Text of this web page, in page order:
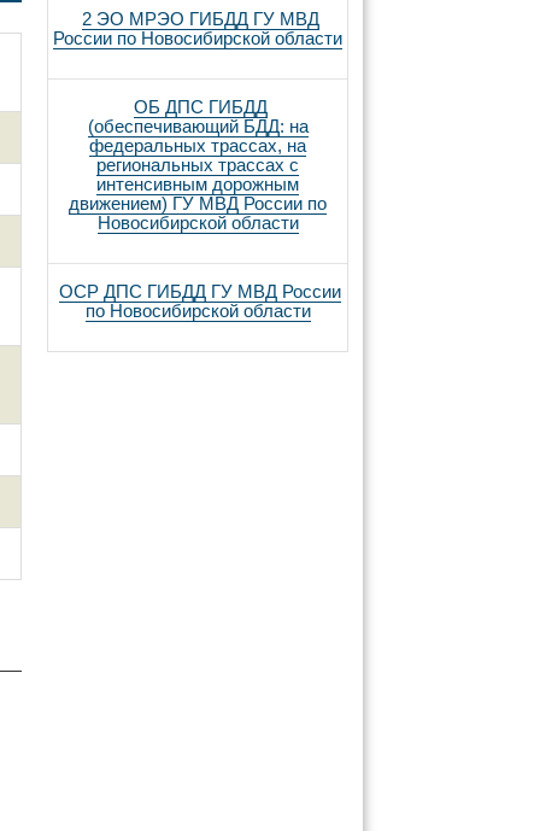
2 ЭО МРЭО ГИБДД ГУ МВД
России по Новосибирской области
ОБ ДПС ГИБДД
(обеспечивающий БДД: на
федеральных трассах, на
региональных трассах с
интенсивным дорожным
движением) ГУ МВД России по
Новосибирской области
ОСР ДПС ГИБДД ГУ МВД России
по Новосибирской области